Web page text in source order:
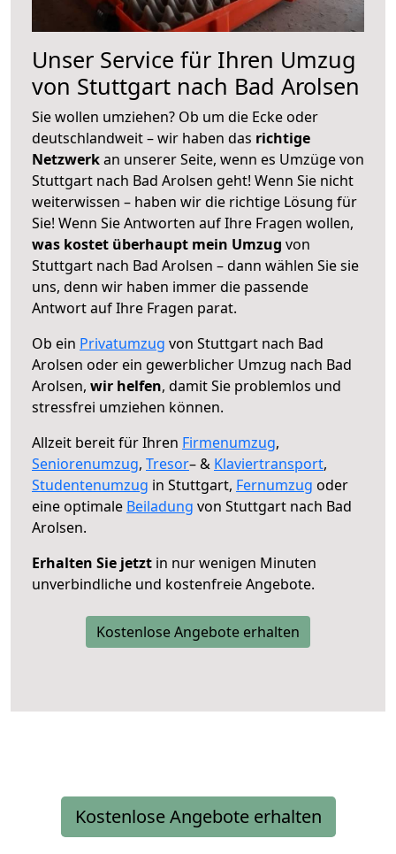
Unser Service für Ihren Umzug
von Stuttgart nach Bad Arolsen
Sie wollen umziehen? Ob um die Ecke oder
deutschlandweit – wir haben das richtige
Netzwerkan unserer Seite, wenn es Umzüge von
Stuttgart nach Bad Arolsen geht! Wenn Sie nicht
weiterwissen – haben wir die richtige Lösung für
Sie! Wenn Sie Antworten auf Ihre Fragen wollen,
was kostet überhaupt mein Umzug von
Stuttgart nach Bad Arolsen – dann wählen Sie sie
uns, denn wir haben immer die passende
Antwort auf Ihre Fragen parat.
Ob ein Privatumzug von Stuttgart nach Bad
Arolsen oder ein gewerblicher Umzug nach Bad
Arolsen, wir helfen, damit Sie problemlos und
stressfrei umziehen können.
Allzeit bereit für Ihren Firmenumzug,
Seniorenumzug, Tresor– & Klaviertransport,
Studentenumzug in Stuttgart, Fernumzug oder
eine optimale Beiladung von Stuttgart nach Bad
Arolsen.
Erhalten Sie jetzt in nur wenigen Minuten
unverbindliche und kostenfreie Angebote.
Kostenlose Angebote erhalten
Kostenlose Angebote erhalten